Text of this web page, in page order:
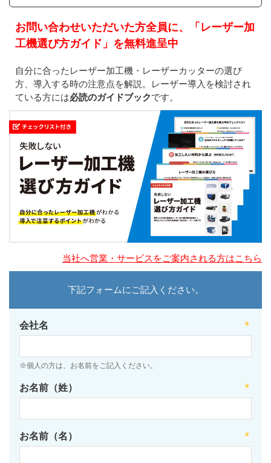
お問い合わせいただいた方全員に、「レーザー加
工機選び方ガイド」を無料進呈中
自分に合ったレーザー加工機・レーザーカッターの選び
方、導入する時の注意点を解説。レーザー導入を検討され
ている方には必読のガイドブックです。
当社へ営業・サービスをご案内される方はこちら
下記フォームにご記入ください。
会社名
※個人の方は、お名前をご記入ください。
お名前（姓）
お名前（名）